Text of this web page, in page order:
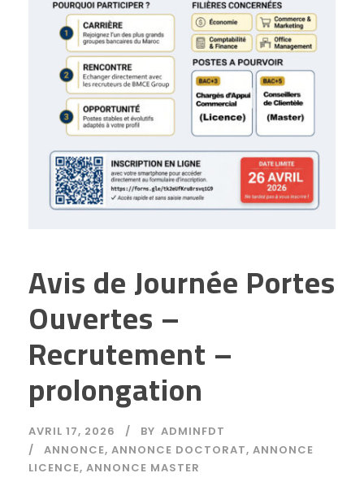
Avis de Journée Portes
Ouvertes –
Recrutement –
prolongation
AVRIL 17, 2026 BY ADMINFDT
ANNONCE, ANNONCE DOCTORAT, ANNONCE
LICENCE, ANNONCE MASTER